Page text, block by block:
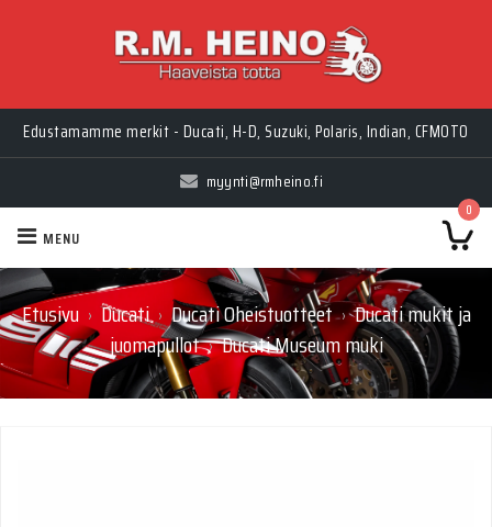
Edustamamme merkit - Ducati, H-D, Suzuki, Polaris, Indian, CFMOTO
myynti@rmheino.fi
0
MENU
Etusivu › Ducati › Ducati Oheistuotteet › Ducati mukit ja
juomapullot › Ducati Museum muki